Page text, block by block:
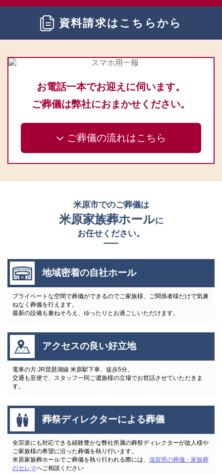
資料請求はこちらから
お電話一本でお迎えに伺います。
ご葬儀は弊社におまかせください。
ご葬儀の流れはこちら
米原市でのご葬儀は
米原家族葬ホールに
お任せください。
地域密着の自社ホール
プライベートな空間で葬儀ができるのでご家族様、ご関係者様だけで気兼
ねなく葬儀を行えます。
最新の設備も兼ねそろえ、ゆったりとお過ごしいただけます。
アクセスの良い好立地
電車の方:JR琵琶湖線 米原駅下車、徒歩5分。
交通も至便で、スタッフ一同ご遺族様の立場でお世話させていただきま
す。
葬祭ディレクターによる葬儀
全宗派にも対応できる経験豊かな弊社所属の葬祭ディレクターが故人様や
ご家族様の希望に沿った葬儀を執り行います。
米原家族葬ホールでご葬儀を執り行われる際には、 滋賀県の葬儀・家族葬
のセレマへご相談ください